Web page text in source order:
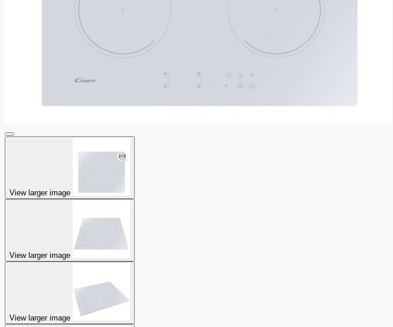
View larger image
View larger image
View larger image